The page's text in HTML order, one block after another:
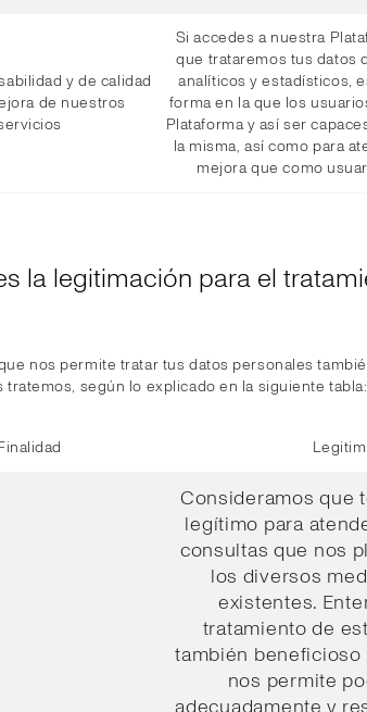
y de calidad
de nuestros
Si accedes a nuestra
que trataremos tus datos
analíticos y estadísticos,
forma en la que los
Plataforma y así ser
la misma, así como para
mejora que como
la legitimación para el
nos permite tratar tus datos personales
tratemos, según lo explicado en la siguiente tabla:
Consideramos que
legítimo para
consultas que nos
los diversos
existentes.
tratamiento de
también beneficioso
nos permite